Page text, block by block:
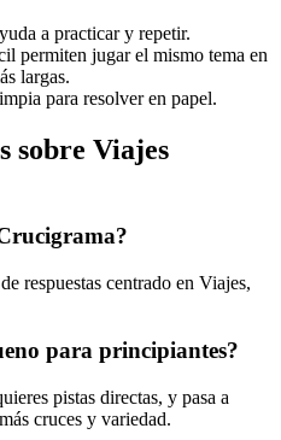
a practicar y repetir.
permiten jugar el mismo tema en
largas.
para resolver en papel.
sobre Viajes
respuestas centrado en Viajes,
para principiantes?
pistas directas, y pasa a
cruces y variedad.